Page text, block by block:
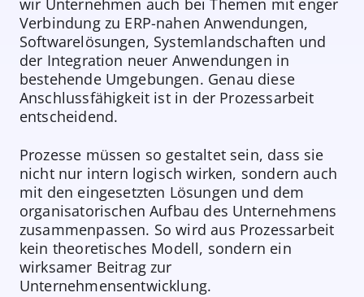
wir Unternehmen auch bei Themen mit enger
Verbindung zu ERP-nahen Anwendungen,
Softwarelösungen, Systemlandschaften und
der Integration neuer Anwendungen in
bestehende Umgebungen. Genau diese
Anschlussfähigkeit ist in der Prozessarbeit
entscheidend.
Prozesse müssen so gestaltet sein, dass sie
nicht nur intern logisch wirken, sondern auch
mit den eingesetzten Lösungen und dem
organisatorischen Aufbau des Unternehmens
zusammenpassen. So wird aus Prozessarbeit
kein theoretisches Modell, sondern ein
wirksamer Beitrag zur
Unternehmensentwicklung.